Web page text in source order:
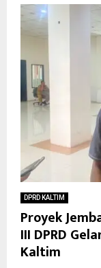
DPRD KALTIM
Proyek
III DPRD
Kaltim